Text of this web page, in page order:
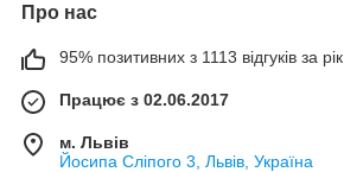
Про нас
95% позитивних з 1113 відгуків за рік
Працює з 02.06.2017
м. Львів
Йосипа Сліпого 3, Львів, Україна